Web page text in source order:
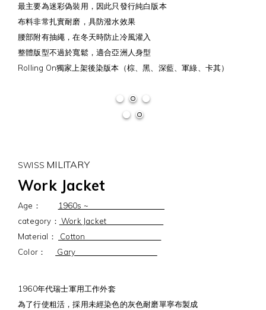
最主要為迷彩偽裝用，因此只發行純白版本
布料非常扎實耐磨，具防潑水效果
腰部附有抽繩，在冬天時防止冷風灌入
整體版型不過於寬鬆，適合亞洲人身型
Rolling On獨家上架後染版本（棕、黑、深藍、軍綠、卡其）
SWISS MILITARY
Work Jacket
Age：
1960s ~
category： Work Jacket
Material：
Cotton
Color：
Gary
1960年代瑞士軍用工作外套
為了行使粗活，採用未經染色的灰色耐磨單寧布製成